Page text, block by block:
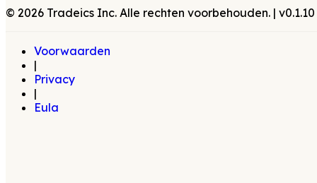
© 2026 Tradeics Inc. Alle rechten voorbehouden. | v0.1.10
Voorwaarden
|
Privacy
|
Eula